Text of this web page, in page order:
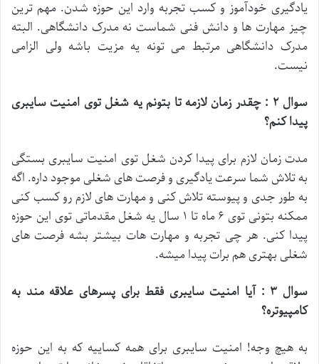
یادگیری خودآموز و کسب تجربه وارد این حوزه شدن. مهم ترین
چیز مهارت ها و دانش فنی شماست نه مدرک دانشگاهی. البته
مدرک دانشگاهی مرتبط می تونه یه مزیت باشه ولی الزامی
نیست.
سوال۲ : چقدر زمان لازمه تا بتونم یه شغل توی امنیت سایبری
پیدا کنم؟
مدت زمان لازم برای پیدا کردن شغل توی امنیت سایبری بستگی
به تلاش شما سرعت یادگیری و فرصت های شغلی موجود داره. اگه
به طور جدی و پیوسته تلاش کنی و مهارت های لازم رو کسب کنی
ممکنه بتونی توی ۶ ماه تا ۱ سال یه شغل مقدماتی توی این حوزه
پیدا کنی. هر چی تجربه و مهارت هات بیشتر بشه فرصت های
شغلی بهتری هم برات پیدا میشه.
سوال ۳ : آیا امنیت سایبری فقط برای پسرهای علاقه مند به
کامپیوتره؟
به هیچ وجه! امنیت سایبری برای همه کساییه که به این حوزه